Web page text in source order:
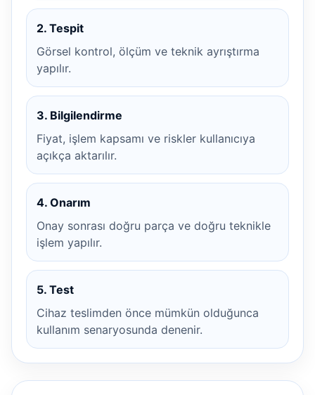
2. Tespit
Görsel kontrol, ölçüm ve teknik ayrıştırma
yapılır.
3. Bilgilendirme
Fiyat, işlem kapsamı ve riskler kullanıcıya
açıkça aktarılır.
4. Onarım
Onay sonrası doğru parça ve doğru teknikle
işlem yapılır.
5. Test
Cihaz teslimden önce mümkün olduğunca
kullanım senaryosunda denenir.